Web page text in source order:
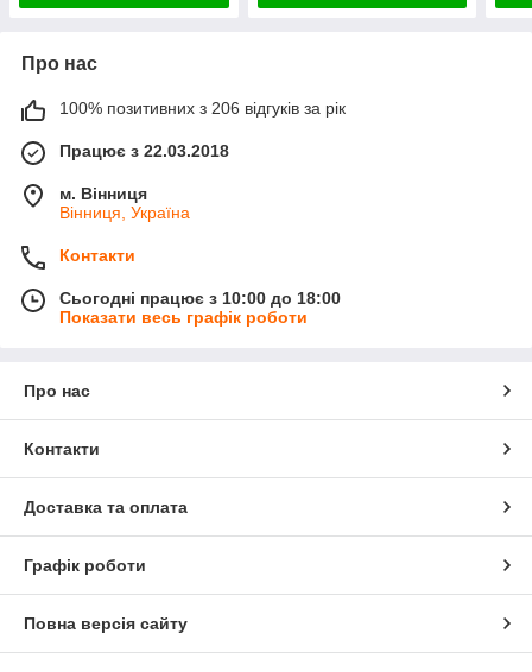
Про нас
100% позитивних з 206 відгуків за рік
Працює з 22.03.2018
м. Вінниця
Вінниця, Україна
Контакти
Сьогодні працює з 10:00 до 18:00
Показати весь графік роботи
Про нас
Контакти
Доставка та оплата
Графік роботи
Повна версія сайту